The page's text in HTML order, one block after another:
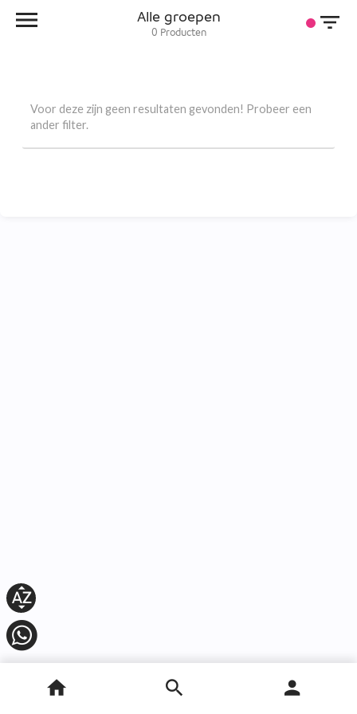
Alle groepen
0 Producten
Voor deze zijn geen resultaten gevonden! Probeer een
ander filter.